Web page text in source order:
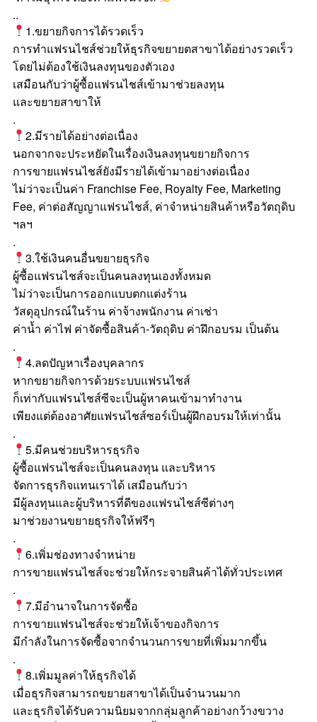
..
1.ขยายกิจการได้รวดเร็ว
การทำแฟรนไชส์ช่วยให้ธุรกิจขยายตสาขาได้อย่างรวดเร็ว
โดยไม่ต้องใช้เงินลงทุนของตัวเอง
เสมือนกับว่าผู้ซื้อแฟรนไชส์เข้ามาช่วยลงทุน
และขยายสาขาให้
.
2.มีรายได้อย่างต่อเนื่อง
นอกจากจะประหยัดในเรื่องเงินลงทุนขยายกิจการ
การขายแฟรนไชส์ยังมีรายได้เข้ามาอย่างต่อเนื่อง
ไม่ว่าจะเป็นค่า Franchise Fee, Royalty Fee, Marketing
Fee, ค่าต่อสัญญาแฟรนไชส์, ค่าจำหน่ายสินค้าหรือวัตถุดิบ
ฯลฯ
.
3.ใช้เงินคนอื่นขยายธุรกิจ
ผู้ซื้อแฟรนไชส์จะเป็นคนลงทุนเองทั้งหมด
ไม่ว่าจะเป็นการออกแบบตกแต่งร้าน
วัสดุอุปกรณ์ในร้าน ค่าจ้างพนักงาน ค่าเช่า
ค่าน้ำ ค่าไฟ ค่าจัดซื้อสินค้า-วัตถุดิบ ค่าฝึกอบรม เป็นต้น
.
4.ลดปัญหาเรื่องบุคลากร
หากขยายกิจการด้วยระบบแฟรนไชส์
ก็เท่ากับแฟรนไชส์ซีจะเป็นผู้หาคนเข้ามาทำงาน
เพียงแต่ต้องอาศัยแฟรนไชส์ซอร์เป็นผู้ฝึกอบรมให้เท่านั้น
.
5.มีคนช่วยบริหารธุรกิจ
ผู้ซื้อแฟรนไชส์จะเป็นคนลงทุน และบริหาร
จัดการธุรกิจแทนเราได้ เสมือนกับว่า
มีผู้ลงทุนและผู้บริหารที่ดีของแฟรนไชส์ซีต่างๆ
มาช่วยงานขยายธุรกิจให้ฟรีๆ
.
6.เพิ่มช่องทางจำหน่าย
การขายแฟรนไชส์จะช่วยให้กระจายสินค้าได้ทั่วประเทศ
.
7.มีอำนาจในการจัดซื้อ
การขายแฟรนไชส์จะช่วยให้เจ้าของกิจการ
มีกำลังในการจัดซื้อจากจำนวนการขายที่เพิ่มมากขึ้น
.
8.เพิ่มมูลค่าให้ธุรกิจได้
เมื่อธุรกิจสามารถขยายสาขาได้เป็นจำนวนมาก
และธุรกิจได้รับความนิยมจากกลุ่มลูกค้าอย่างกว้างขวาง